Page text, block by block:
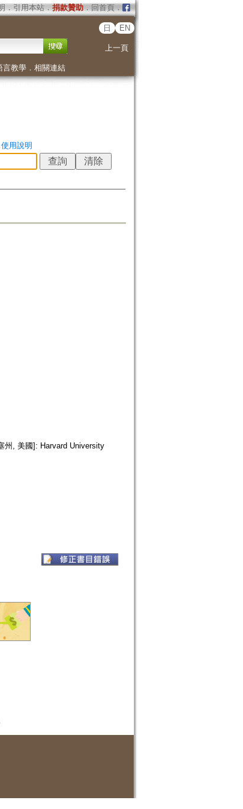
． 引用本站． 捐款贊助．回首頁．
日 EN
上一頁
言教學． 相關連結
使用說明
州, 美國]: Harvard University